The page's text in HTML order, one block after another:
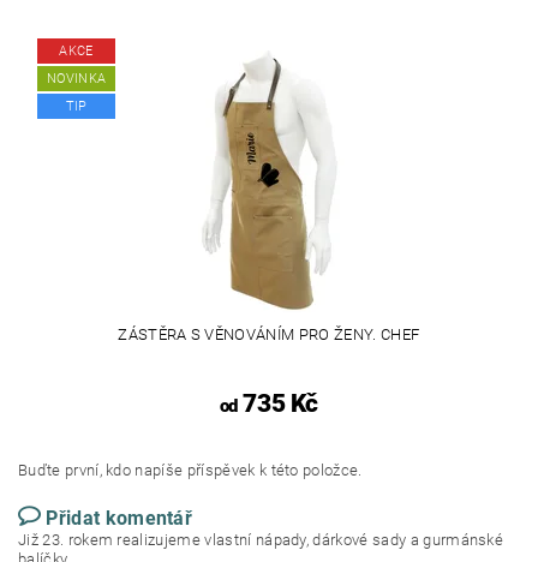
AKCE
NOVINKA
TIP
ZÁSTĚRA S VĚNOVÁNÍM PRO ŽENY. CHEF
od735 Kč
Buďte první, kdo napíše příspěvek k této položce.
Přidat komentář
Již 23. rokem realizujeme vlastní nápady, dárkové sady a gurmánské